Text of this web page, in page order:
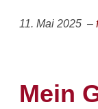
11. Mai 2025 –
Mein